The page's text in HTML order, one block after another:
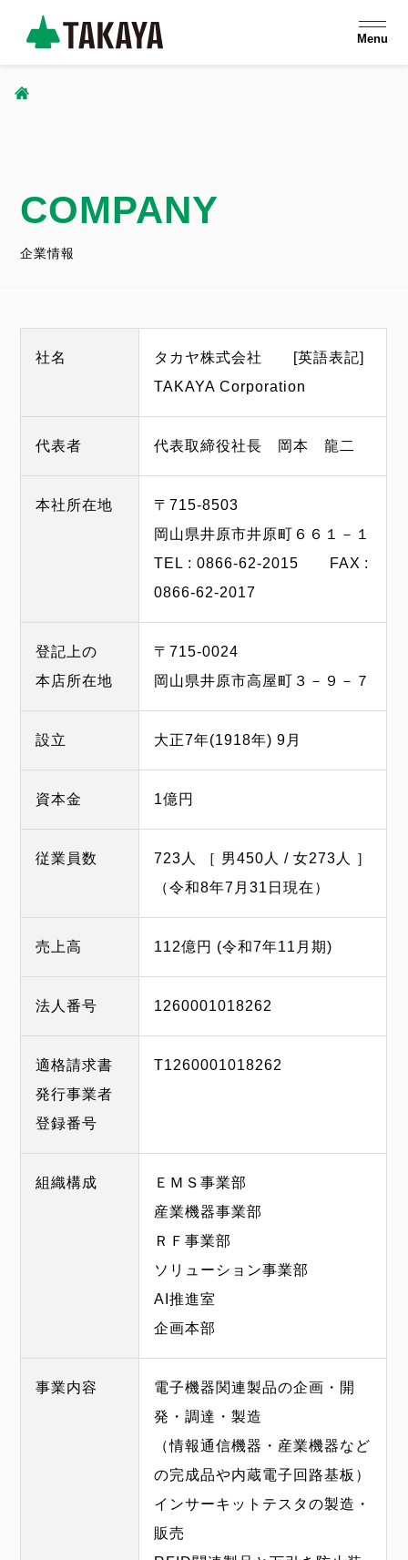
Menu
く
ず
COMPANY
企業情報
社名
タカヤ株式会社 [英語表記]
TAKAYA Corporation
代表者 代表取締役社長 岡本 龍二
本社所在地
〒715-8503
岡山県井原市井原町６６１－１
TEL : 0866-62-2015 FAX :
0866-62-2017
登記上の
本店所在地
〒715-0024
岡山県井原市高屋町３－９－７
設立 大正7年(1918年) 9月
資本金 1億円
従業員数
723人 ［ 男450人 / 女273人 ］
（令和8年7月31日現在）
売上高 112億円 (令和7年11月期)
法人番号 1260001018262
適格請求書
発行事業者
登録番号
T1260001018262
組織構成
ＥＭＳ事業部
産業機器事業部
ＲＦ事業部
ソリューション事業部
AI推進室
企画本部
事業内容
電子機器関連製品の企画・開
発・調達・製造
（情報通信機器・産業機器など
の完成品や内蔵電子回路基板）
インサーキットテスタの製造・
販売